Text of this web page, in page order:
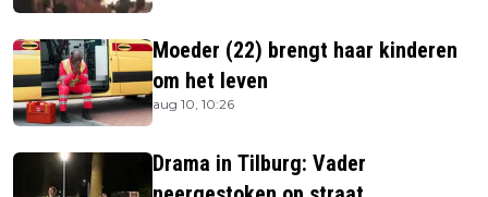
Moeder (22) brengt haar kinderen
om het leven
aug 10, 10:26
Drama in Tilburg: Vader